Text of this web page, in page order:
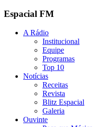
Espacial FM
A Rádio
Institucional
Equipe
Programas
Top 10
Notícias
Receitas
Revista
Blitz Espacial
Galeria
Ouvinte